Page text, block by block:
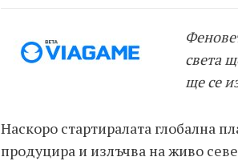
света
ще се
Наскоро стартиралата глобална
продуцира и излъчва на живо